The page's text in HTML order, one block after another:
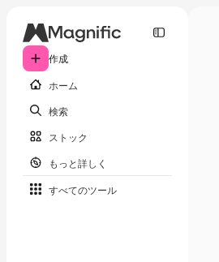
作成
ホーム
検索
ストック
もっと詳しく
すべてのツール